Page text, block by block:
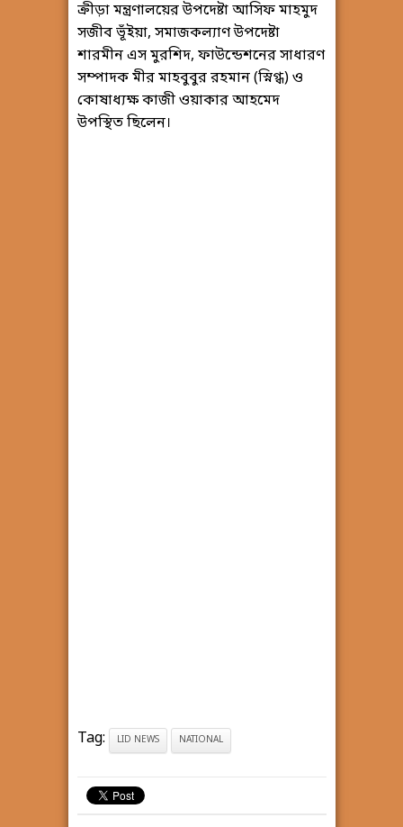
ক্রীড়া মন্ত্রণালয়ের উপদেষ্টা আসিফ মাহমুদ
সজীব ভূঁইয়া, সমাজকল্যাণ উপদেষ্টা
শারমীন এস মুরশিদ, ফাউন্ডেশনের সাধারণ
সম্পাদক মীর মাহবুবুর রহমান (স্নিগ্ধ) ও
কোষাধ্যক্ষ কাজী ওয়াকার আহমেদ
উপস্থিত ছিলেন।
Tag: LID NEWS NATIONAL